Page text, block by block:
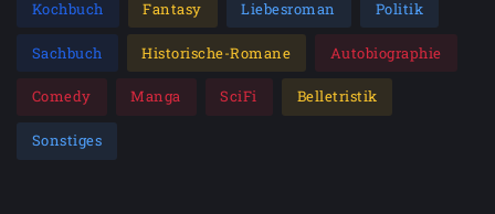
Kochbuch Fantasy Liebesroman Politik
Sachbuch Historische-Romane Autobiographie
Comedy Manga SciFi Belletristik
Sonstiges